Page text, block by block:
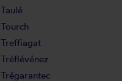
Taulé
Tourch
Treffiagat
Tréflévénez
Trégarantec